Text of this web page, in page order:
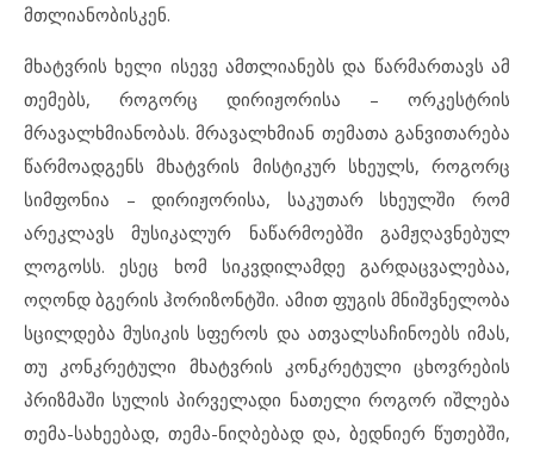
მთლიანობისკენ.
მხატვრის ხელი ისევე ამთლიანებს და წარმართავს ამ
თემებს, როგორც დირიჟორისა – ორკესტრის
მრავალხმიანობას. მრავალხმიან თემათა განვითარება
წარმოადგენს მხატვრის მისტიკურ სხეულს, როგორც
სიმფონია – დირიჟორისა, საკუთარ სხეულში რომ
არეკლავს მუსიკალურ ნაწარმოებში გამჟღავნებულ
ლოგოსს. ესეც ხომ სიკვდილამდე გარდაცვალებაა,
ოღონდ ბგერის ჰორიზონტში. ამით ფუგის მნიშვნელობა
სცილდება მუსიკის სფეროს და ათვალსაჩინოებს იმას,
თუ კონკრეტული მხატვრის კონკრეტული ცხოვრების
პრიზმაში სულის პირველადი ნათელი როგორ იშლება
თემა-სახეებად, თემა-ნიღბებად და, ბედნიერ წუთებში,